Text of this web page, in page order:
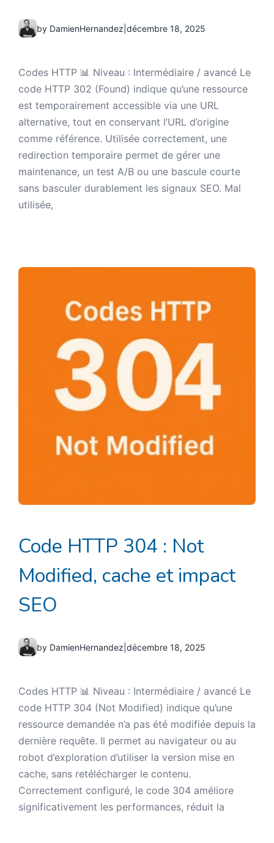
by DamienHernandez décembre 18, 2025
Codes HTTP 📊 Niveau : Intermédiaire / avancé Le
code HTTP 302 (Found) indique qu’une ressource
est temporairement accessible via une URL
alternative, tout en conservant l’URL d’origine
comme référence. Utilisée correctement, une
redirection temporaire permet de gérer une
maintenance, un test A/B ou une bascule courte
sans basculer durablement les signaux SEO. Mal
utilisée,
Code HTTP 304 : Not
Modified, cache et impact
SEO
by DamienHernandez décembre 18, 2025
Codes HTTP 📊 Niveau : Intermédiaire / avancé Le
code HTTP 304 (Not Modified) indique qu’une
ressource demandée n’a pas été modifiée depuis la
dernière requête. Il permet au navigateur ou au
robot d’exploration d’utiliser la version mise en
cache, sans retélécharger le contenu.
Correctement configuré, le code 304 améliore
significativement les performances, réduit la